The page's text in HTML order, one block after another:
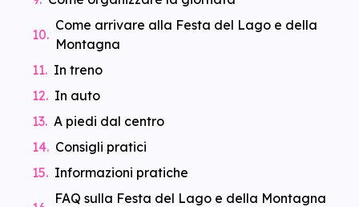
Come arrivare alla Festa del Lago e della
Montagna
In treno
In auto
A piedi dal centro
Consigli pratici
Informazioni pratiche
FAQ sulla Festa del Lago e della Montagna